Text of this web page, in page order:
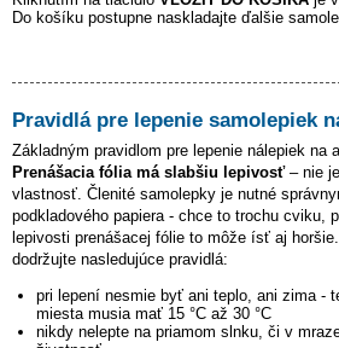
Do košíku postupne naskladajte ďalšie
Pravidlá pre lepenie samolepiek
Základným pravidlom pre lepenie nálepiek na
Prenášacia fólia má slabšiu lepivosť– nie
vlastnosť. Členité samolepky je nutné
podkladového papiera - chce to trochu cviku,
lepivosti prenášacej fólie to môže ísť aj
dodržujte nasledujúce pravidlá:
pri lepení nesmie byť ani teplo, ani zima -
miesta musia mať 15 °C až 30 °C
nikdy nelepte na priamom slnku, či v